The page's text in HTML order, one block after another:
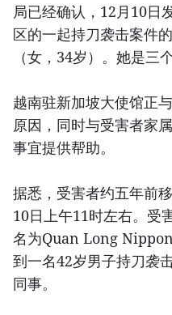
局已经确认，12月10日
区的一起持刀袭击案件
（女，34岁）。她是三
越南驻新加坡大使馆正
原因，同时与受害者家
事宜提供帮助。
据悉，受害者约五年前
10日上午11时左右。受
名为Quan Long
到一名42岁男子持刀袭
同事。